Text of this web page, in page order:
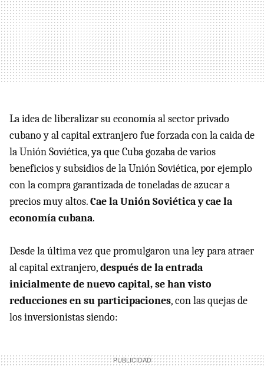
La idea de liberalizar su economía al sector privado
cubano y al capital extranjero fue forzada con la caida de
la Unión Soviética, ya que Cuba gozaba de varios
beneficios y subsidios de la Unión Soviética, por ejemplo
con la compra garantizada de toneladas de azucar a
precios muy altos.Cae la Unión Soviética y cae la
economía cubana.
Desde la última vez que promulgaron una ley para atraer
al capital extranjero,después de la entrada
inicialmente de nuevo capital, se han visto
reducciones en su participaciones, con las quejas de
los inversionistas siendo: